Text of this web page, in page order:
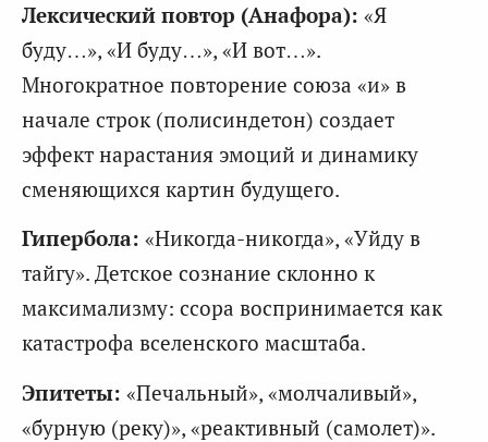
Лексический повтор (Анафора): «Я
буду…», «И буду…», «И вот…».
Многократное повторение союза «и» в
начале строк (полисиндетон) создает
эффект нарастания эмоций и динамику
сменяющихся картин будущего.
Гипербола: «Никогда-никогда», «Уйду в
тайгу». Детское сознание склонно к
максимализму: ссора воспринимается как
катастрофа вселенского масштаба.
Эпитеты: «Печальный», «молчаливый»,
«бурную (реку)», «реактивный (самолет)».